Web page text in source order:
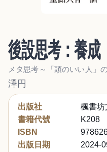
後設思考：養成
メタ思考～「頭のいい人」
澤円
出版社
楓書坊
書籍代號
K208
ISBN
出版日期
2024-